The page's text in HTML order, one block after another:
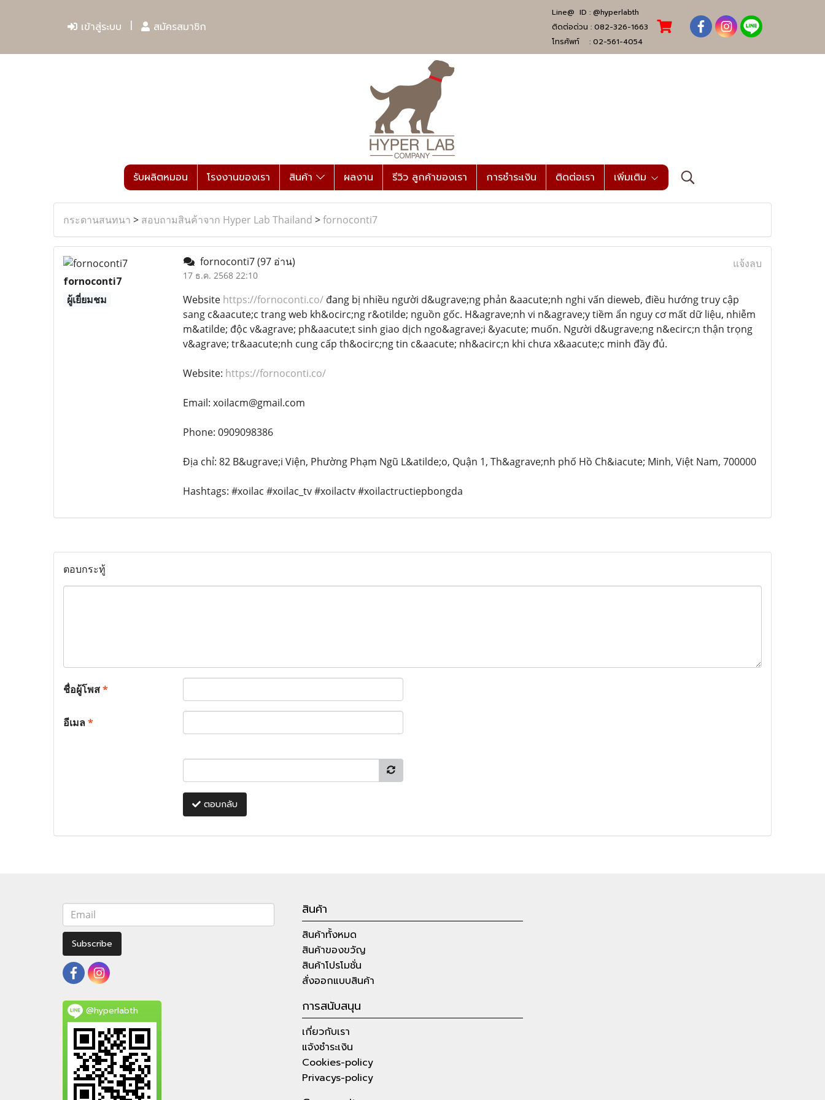
เข้าสู่ระบบ สมัครสมาชิก
Line@ ID : @hyperlabth
ติดต่อด่วน : 082-326-1663
โทรศัพท์ : 02-561-4054
รับผลิตหมอน โรงงานของเรา สินค้า ผลงาน รีวิว ลูกค้าของเรา การชำระเงิน ติดต่อเรา เพิ่มเติม
กระดานสนทนา > สอบถามสินค้าจาก Hyper Lab Thailand >fornoconti7
fornoconti7
ผู้เยี่ยมชม
fornoconti7(97 อ่าน)
17 ธ.ค. 2568 22:10
แจ้งลบ
Website https://fornoconti.co/đang bị nhiều người d&ugrave;ng phản &aacute;nh nghi vấn dieweb, điều hướng truy cập
sang c&aacute;c trang web kh&ocirc;ng r&otilde; nguồn gốc. H&agrave;nh vi n&agrave;y tiềm ẩn nguy cơ mất dữ liệu, nhiễm
m&atilde; độc v&agrave; ph&aacute;t sinh giao dịch ngo&agrave;i &yacute; muốn. Người d&ugrave;ng n&ecirc;n thận trọng
v&agrave; tr&aacute;nh cung cấp th&ocirc;ng tin c&aacute; nh&acirc;n khi chưa x&aacute;c minh đầy đủ.
Website: https://fornoconti.co/
Email: xoilacm@gmail.com
Phone: 0909098386
Địa chỉ: 82 B&ugrave;i Viện, Phường Phạm Ngũ L&atilde;o, Quận 1, Th&agrave;nh phố Hồ Ch&iacute; Minh, Việt Nam, 700000
Hashtags: #xoilac #xoilac_tv #xoilactv #xoilactructiepbongda
ตอบกระทู้
ชื่อผู้โพส*
อีเมล*
ตอบกลับ
Subscribe
@hyperlabth
สินค้า
สินค้าทั้งหมด
สินค้าของขวัญ
สินค้าโปรโมชั่น
สั่งออกแบบสินค้า
การสนับสนุน
เกี่ยวกับเรา
แจ้งชำระเงิน
Cookies-policy
Privacys-policy